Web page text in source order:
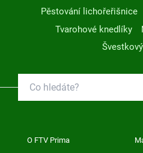
Pěstování lichořeřišnice
Tvarohové knedlíky
O FTV Prima